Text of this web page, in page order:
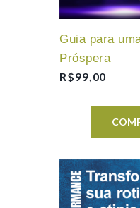
Guia para
Próspera
R$99,00